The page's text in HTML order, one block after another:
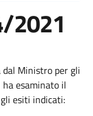
2021
dal Ministro per gli
esaminato il
esiti indicati: